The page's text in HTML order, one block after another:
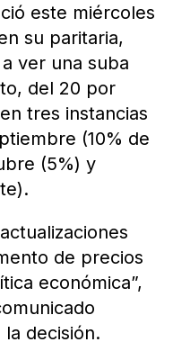
este miércoles
su paritaria,
ver una suba
del 20 por
tres instancias
(10% de
(5%) y
de precios
económica”,
decisión.